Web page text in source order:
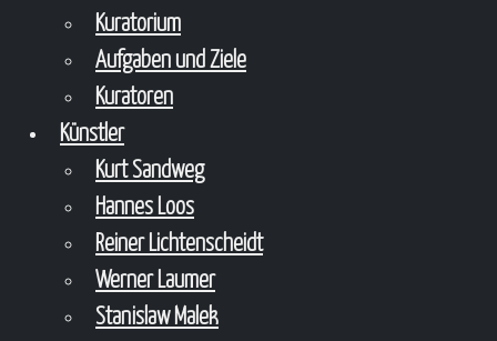
Kuratorium
Aufgaben und Ziele
Kuratoren
Künstler
Kurt Sandweg
Hannes Loos
Reiner Lichtenscheidt
Werner Laumer
Stanislaw Malek